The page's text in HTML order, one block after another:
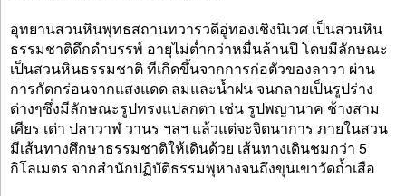
อุทยานสวนหินพุทธสถานทวารวดีอู่ทองเชิงนิเวศ เป็นสวนหิน
ธรรมชาติดึกดำบรรพ์ อายุไม่ต่ำกว่าหมื่นล้านปี โดบมีลักษณะ
เป็นสวนหินธรรมชาติ ทีเกิดขึ้นจากการก่อตัวของลาวา ผ่าน
การกัดกร่อนจากแสงแดด ลมและน้ำฝน จนกลายเป็นรูปร่าง
ต่างๆซึ่งมีลักษณะรูปทรงแปลกตา เช่น รูปพญานาค ช้างสาม
เศียร เต่า ปลาวาฬ วานร ฯลฯ แล้วแต่จะจิตนาการ ภายในสวน
มีเส้นทางศึกษาธรรมชาติให้เดินด้วย เส้นทางเดินชมกว่า 5
กิโลเมตร จากสำนักปฏิบัติธรรมพุหางจนถึงขุนเขาวัดถ้ำเสือ